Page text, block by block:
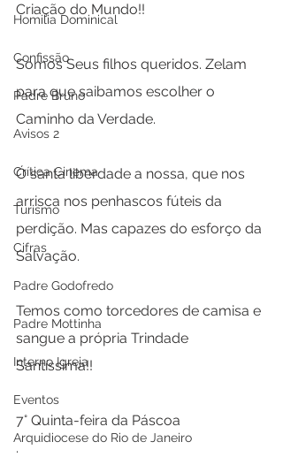
Homilia Dominical
Confissão
Padre Bruno
Avisos 2
Crítica Cinema
Turismo
Cifras
Padre Godofredo
Padre Mottinha
Interno Igreja
Eventos
Arquidiocese do Rio de Janeiro
Criação do Mundo!!
Somos Seus filhos queridos. Zelam
para que saibamos escolher o
Caminho da Verdade.
Ó santa liberdade a nossa, que nos
arrisca nos penhascos fúteis da
perdição. Mas capazes do esforço da
Salvação.
Temos como torcedores de camisa e
sangue a própria Trindade
Santíssima!!
7° Quinta-feira da Páscoa
.